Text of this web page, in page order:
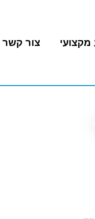
מקצועי צור קשר